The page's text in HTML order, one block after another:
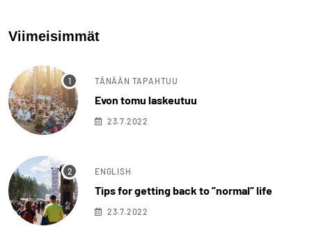
Viimeisimmät
TÄNÄÄN TAPAHTUU
Evon tomu laskeutuu
23.7.2022
ENGLISH
Tips for getting back to ”normal” life
23.7.2022